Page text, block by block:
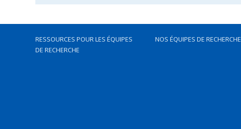
RESSOURCES POUR LES ÉQUIPES
DE RECHERCHE
NOS ÉQUIPES DE RECHERCHE